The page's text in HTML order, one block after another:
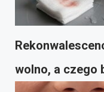
wolno, a czego